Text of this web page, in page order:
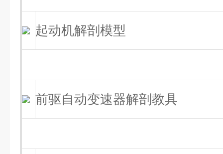
起动机解剖模型
前驱自动变速器解剖教具